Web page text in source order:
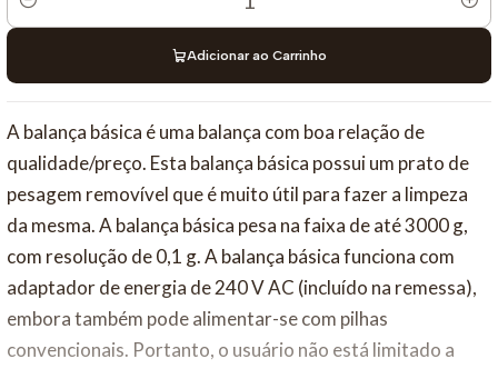
Quantidade
Adicionar ao Carrinho
A balança básica é uma balança com boa relação de
qualidade/preço. Esta balança básica possui um prato de
pesagem removível que é muito útil para fazer a limpeza
da mesma. A balança básica pesa na faixa de até 3000 g,
com resolução de 0,1 g. A balança básica funciona com
adaptador de energia de 240 V AC (incluído na remessa),
embora também pode alimentar-se com pilhas
convencionais. Portanto, o usuário não está limitado a